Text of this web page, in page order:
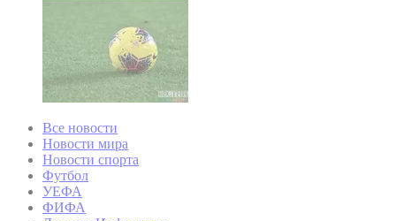
Все новости
Новости мира
Новости спорта
Футбол
УЕФА
ФИФА